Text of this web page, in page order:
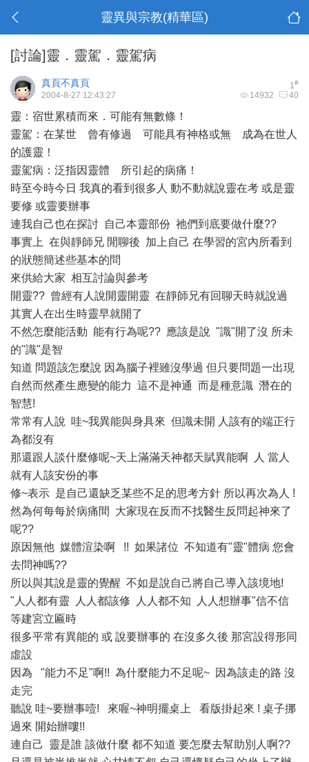
靈異與宗教(精華區)
[討論]靈．靈駕．靈駕病
1#
真頁不真頁
14932 40
2004-8-27 12:43:27
靈：宿世累積而來．可能有無數條！
靈駕：在某世 曾有修過 可能具有神格或無 成為在世人
的護靈！
靈駕病：泛指因靈體 所引起的病痛！
時至今時今日 我真的看到很多人 動不動就說靈在考 或是靈
要修 或靈要辦事
連我自己也在探討 自己本靈部份 祂們到底要做什麼??
事實上 在與靜師兄 閒聊後 加上自己 在學習的宮內所看到
的狀態簡述些基本的問
來供給大家 相互討論與參考
開靈?? 曾經有人說開靈開靈 在靜師兄有回聊天時就說過
其實人在出生時靈早就開了
不然怎麼能活動 能有行為呢?? 應該是說 "識"開了沒 所未
的"識"是智
知道 問題該怎麼說 因為腦子裡雖沒學過 但只要問題一出現
自然而然產生應變的能力 這不是神通 而是種意識 潛在的
智慧!
常常有人說 哇~我異能與身具來 但識未開 人該有的端正行
為都沒有
那還跟人談什麼修呢~天上滿滿天神都天賦異能啊 人 當人
就有人該安份的事
修~表示 是自己還缺乏某些不足的思考方針 所以再次為人 !
然為何每每於病痛間 大家現在反而不找醫生反問起神來了
呢??
原因無他 媒體渲染啊 !! 如果諸位 不知道有"靈"體病 您會
去問神嗎??
所以與其說是靈的覺醒 不如是說自己將自己導入該境地!
"人人都有靈 人人都該修 人人都不知 人人想辦事"信不信
等建宮立匾時
很多平常有異能的 或 說要辦事的 在沒多久後 那宮設得形同
虛設
因為 "能力不足"啊!! 為什麼能力不足呢~ 因為該走的路 沒
走完
聽說 哇~要辦事噎! 來喔~神明擺桌上 看版掛起來 ! 桌子挪
過來 開始辦嘍!!
連自己 靈是誰 該做什麼 都不知道 要怎麼去幫助別人啊??